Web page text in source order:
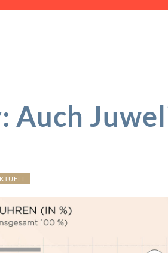
Auch